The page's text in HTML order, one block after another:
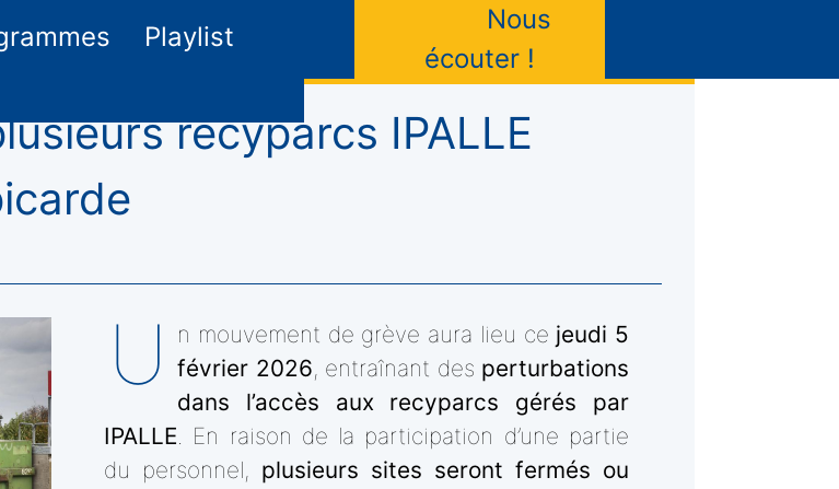
Playlist
Nous
écouter !
recyparcs IPALLE
U n mouvement de grève aura lieu ce jeudi 5
février 2026, entraînant des perturbations
dans l’accès aux recyparcs gérés par
IPALLE. En raison de la participation d’une partie
du personnel, plusieurs sites seront fermés ou